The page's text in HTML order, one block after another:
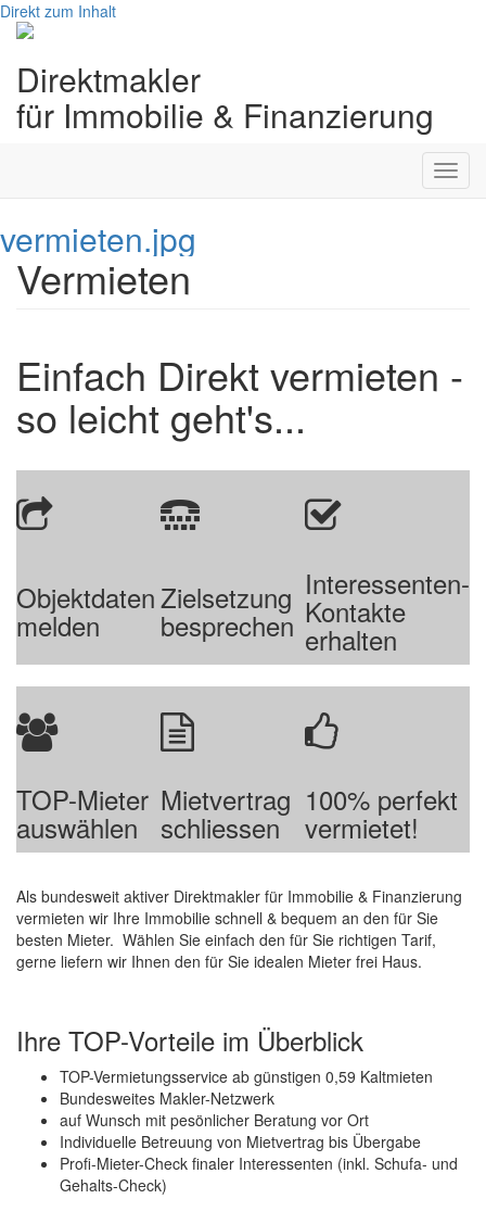
Direkt zum Inhalt
Direktmakler
für Immobilie & Finanzierung
vermieten.jpg
Vermieten
voller Service
Vermieten
Einfach Direkt vermieten -
so leicht geht's...
Objektdaten
melden
Zielsetzung
besprechen
Interessenten-
Kontakte
erhalten
TOP-Mieter
auswählen
Mietvertrag
schliessen
100% perfekt
vermietet!
Als bundesweit aktiver Direktmakler für Immobilie & Finanzierung
vermieten wir Ihre Immobilie schnell & bequem an den für Sie
besten Mieter. Wählen Sie einfach den für Sie richtigen Tarif,
gerne liefern wir Ihnen den für Sie idealen Mieter frei Haus.
Ihre TOP-Vorteile im Überblick
TOP-Vermietungsservice ab günstigen 0,59 Kaltmieten
Bundesweites Makler-Netzwerk
auf Wunsch mit pesönlicher Beratung vor Ort
Individuelle Betreuung von Mietvertrag bis Übergabe
Profi-Mieter-Check finaler Interessenten (inkl. Schufa- und
Gehalts-Check)